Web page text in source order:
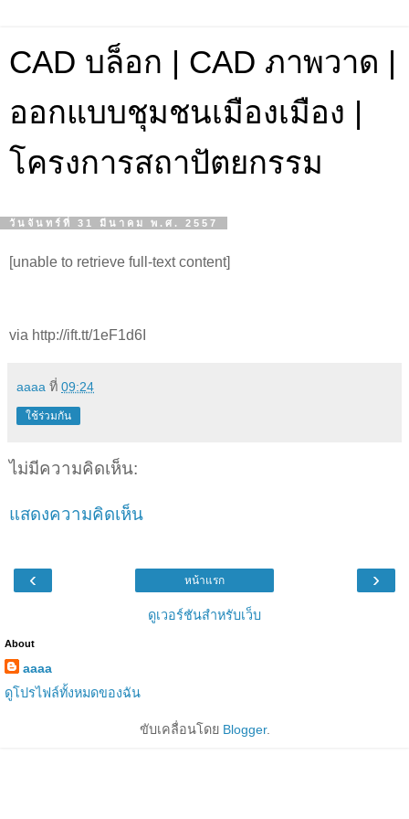
CAD บล็อก | CAD ภาพวาด |
ออกแบบชุมชนเมืองเมือง |
โครงการสถาปัตยกรรม
วันจันทร์ที่ 31 มีนาคม พ.ศ. 2557
[unable to retrieve full-text content]
via http://ift.tt/1eF1d6I
aaaa ที่ 09:24
ใช้ร่วมกัน
ไม่มีความคิดเห็น:
แสดงความคิดเห็น
‹ ›
หน้าแรก
ดูเวอร์ชันสำหรับเว็บ
About
aaaa
ดูโปรไฟล์ทั้งหมดของฉัน
ขับเคลื่อนโดย Blogger.